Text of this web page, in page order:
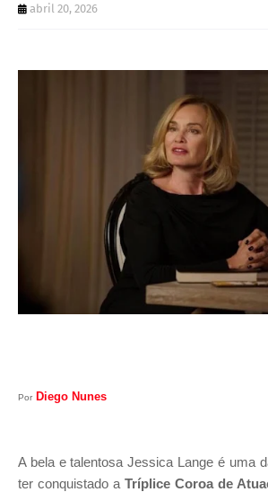
I
S
abril 20, 2026
Por Diego Nunes
A bela e talentosa Jessica Lange é uma
ter conquistado a Tríplice Coroa de